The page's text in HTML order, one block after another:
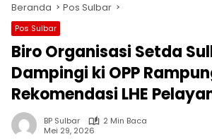
Beranda Pos Sulbar
Pos Sulbar
Biro Organisasi Setda
Dampingi ki OPP
Rekomendasi LHE
BP Sulbar
2 Min Baca
Mei 29, 2026